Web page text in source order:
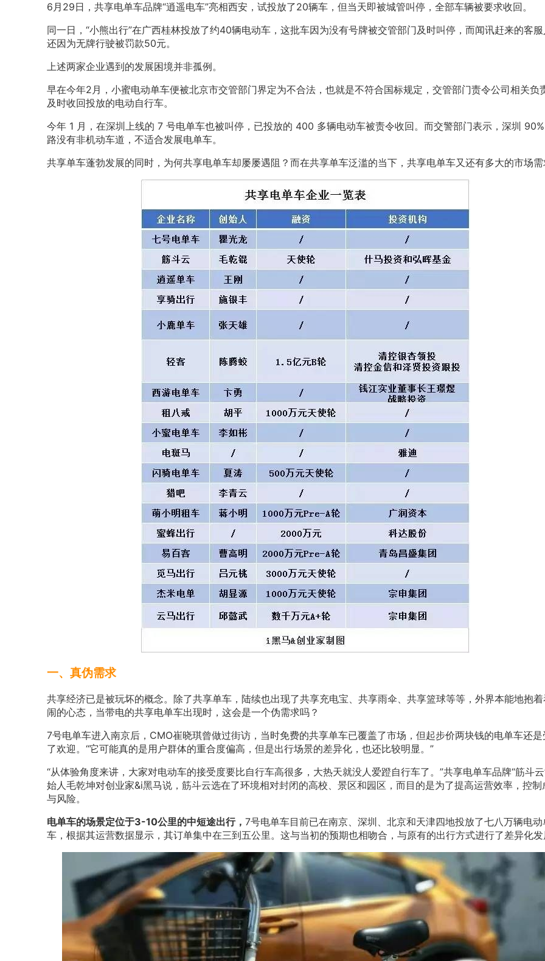
6月29日，共享电单车品牌“逍遥电车”亮相西安，试投放了20辆车，但当天即被城管叫停，全部车辆被要求收回。
同一日，“小熊出行”在广西桂林投放了约40辆电动车，这批车因为没有号牌被交管部门及时叫停，而闻讯赶来的客
还因为无牌行驶被罚款50元。
上述两家企业遇到的发展困境并非孤例。
早在今年2月，小蜜电动单车便被北京市交管部门界定为不合法，也就是不符合国标规定，交管部门责令公司相关负
及时收回投放的电动自行车。
今年 1 月，在深圳上线的 7 号电单车也被叫停，已投放的 400 多辆电动车被责令收回。而交警部门表示，深圳
路没有非机动车道，不适合发展电单车。
共享单车蓬勃发展的同时，为何共享电单车却屡屡遇阻？而在共享单车泛滥的当下，共享电单车又还有多大的市场
一、真伪需求
共享经济已是被玩坏的概念。除了共享单车，陆续也出现了共享充电宝、共享雨伞、共享篮球等等，外界本能地抱
闹的心态，当带电的共享电单车出现时，这会是一个伪需求吗？
7号电单车进入南京后，CMO崔晓琪曾做过街访，当时免费的共享单车已覆盖了市场，但起步价两块钱的电单车还是
了欢迎。“它可能真的是用户群体的重合度偏高，但是出行场景的差异化，也还比较明显。”
“从体验角度来讲，大家对电动车的接受度要比自行车高很多，大热天就没人爱蹬自行车了。”共享电单车品牌“筋斗
始人毛乾坤对创业家&i黑马说，筋斗云选在了环境相对封闭的高校、景区和园区，而目的是为了提高运营效率，控制
与风险。
电单车的场景定位于3-10公里的中短途出行， 7号电单车目前已在南京、深圳、北京和天津四地投放了七八万辆电动
车，根据其运营数据显示，其订单集中在三到五公里。这与当初的预期也相吻合，与原有的出行方式进行了差异化